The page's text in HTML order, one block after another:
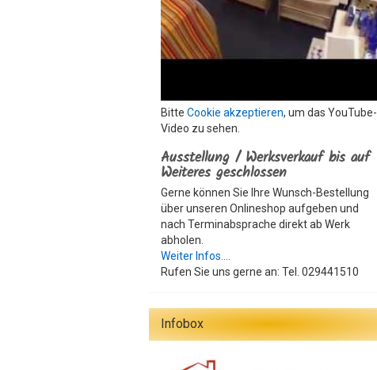
Bitte Cookie akzeptieren, um das YouTube-
Video zu sehen.
Ausstellung / Werksverkauf bis auf
Weiteres geschlossen
Gerne können Sie Ihre Wunsch-Bestellung
über unseren Onlineshop aufgeben und
nach Terminabsprache direkt ab Werk
abholen.
Weiter Infos....
Rufen Sie uns gerne an: Tel. 029441510
Infobox